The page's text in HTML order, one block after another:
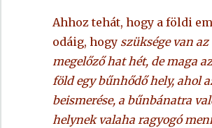
Ahhoz tehát, hogy a földi
odáig, hogy szüksége van
megelőző hat hét, de maga
föld egy bűnhődő hely, ahol
beismerése, a bűnbánatra
helynek valaha ragyogó